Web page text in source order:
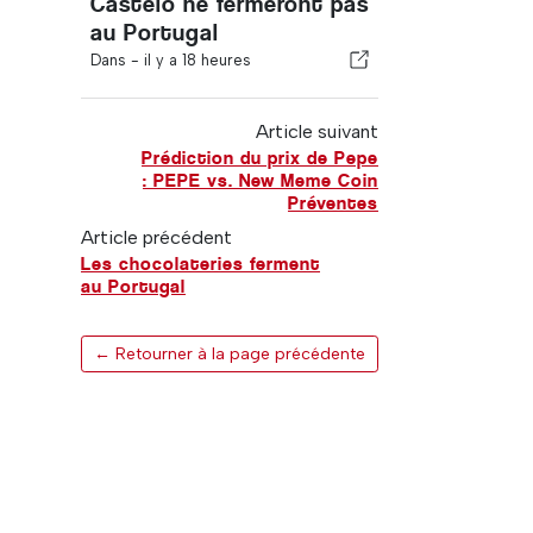
au Portugal
Dans - il y a 18 heures
Article suivant
Prédiction du prix de Pepe
: PEPE vs. New Meme Coin
Préventes
Article précédent
Les chocolateries ferment
au Portugal
← Retourner à la page précédente